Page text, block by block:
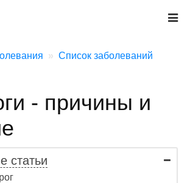
Список заболеваний
- причины и
статьи